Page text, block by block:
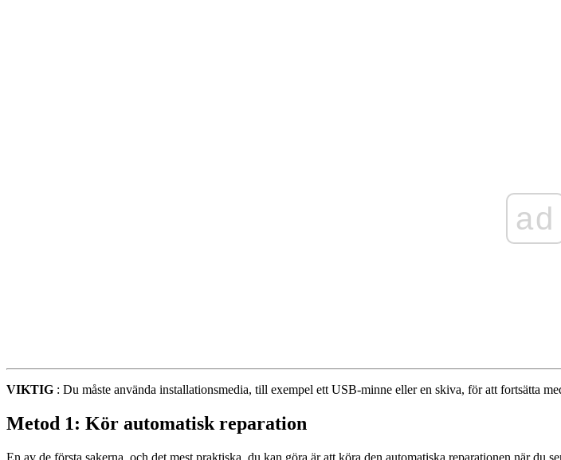
ad
VIKTIG : Du måste använda installationsmedia, till exempel ett USB-minne eller en skiva, för att fortsätta
Metod 1: Kör automatisk reparation